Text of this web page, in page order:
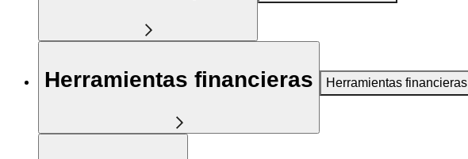
Herramientas financieras Herramientas financieras